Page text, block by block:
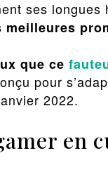
ses
meilleures
que ce
pour
2022.
en